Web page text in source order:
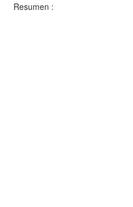
Resumen :